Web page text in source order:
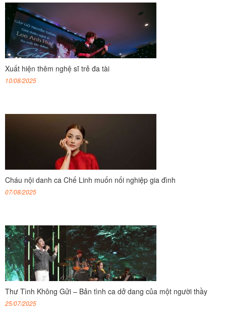
Xuất hiện thêm nghệ sĩ trẻ đa tài
10/08/2025
Cháu nội danh ca Chế Linh muốn nối nghiệp gia đình
07/08/2025
Thư Tình Không Gửi – Bản tình ca dở dang của một người thầy
25/07/2025